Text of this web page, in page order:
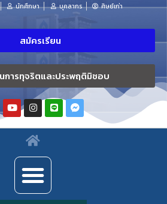
นักศึกษา บุคลากร ศิษย์เก่า
สมัครเรียน
การทุจริตและประพฤติมิชอบ